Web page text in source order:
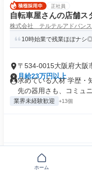
正社員
自転車屋さんの店舗ス
株式会社 テルテルアドバンス
10時始業で残業ほぼナシ
〒534-0015大阪府大阪
月給23万円以上
求めている人材 学歴・
先の器用さも、コミュニ
業界未経験歓迎 +13個
この企
ホーム